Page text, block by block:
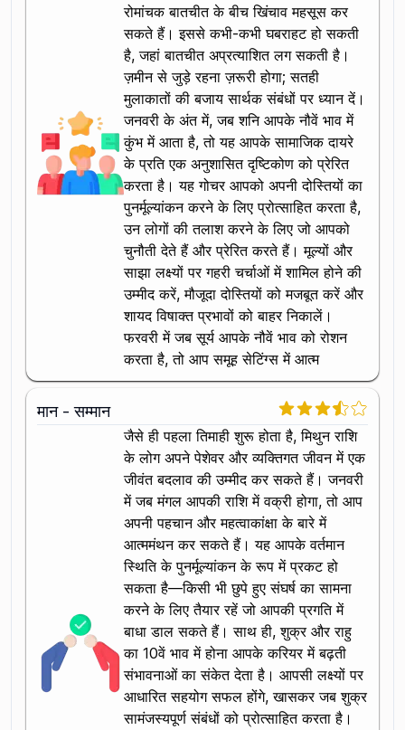
रोमांचक बातचीत के बीच खिंचाव महसूस कर
सकते हैं। इससे कभी-कभी घबराहट हो सकती
है, जहां बातचीत अप्रत्याशित लग सकती है।
ज़मीन से जुड़े रहना ज़रूरी होगा; सतही
मुलाकातों की बजाय सार्थक संबंधों पर ध्यान दें।
जनवरी के अंत में, जब शनि आपके नौवें भाव में
कुंभ में आता है, तो यह आपके सामाजिक दायरे
के प्रति एक अनुशासित दृष्टिकोण को प्रेरित
करता है। यह गोचर आपको अपनी दोस्तियों का
पुनर्मूल्यांकन करने के लिए प्रोत्साहित करता है,
उन लोगों की तलाश करने के लिए जो आपको
चुनौती देते हैं और प्रेरित करते हैं। मूल्यों और
साझा लक्ष्यों पर गहरी चर्चाओं में शामिल होने की
उम्मीद करें, मौजूदा दोस्तियों को मजबूत करें और
शायद विषाक्त प्रभावों को बाहर निकालें।
फरवरी में जब सूर्य आपके नौवें भाव को रोशन
करता है, तो आप समूह सेटिंग्स में आत्म
मान - सम्मान
जैसे ही पहला तिमाही शुरू होता है, मिथुन राशि
के लोग अपने पेशेवर और व्यक्तिगत जीवन में एक
जीवंत बदलाव की उम्मीद कर सकते हैं। जनवरी
में जब मंगल आपकी राशि में वक्री होगा, तो आप
अपनी पहचान और महत्वाकांक्षा के बारे में
आत्ममंथन कर सकते हैं। यह आपके वर्तमान
स्थिति के पुनर्मूल्यांकन के रूप में प्रकट हो
सकता है—किसी भी छुपे हुए संघर्ष का सामना
करने के लिए तैयार रहें जो आपकी प्रगति में
बाधा डाल सकते हैं। साथ ही, शुक्र और राहु
का 10वें भाव में होना आपके करियर में बढ़ती
संभावनाओं का संकेत देता है। आपसी लक्ष्यों पर
आधारित सहयोग सफल होंगे, खासकर जब शुक्र
सामंजस्यपूर्ण संबंधों को प्रोत्साहित करता है।